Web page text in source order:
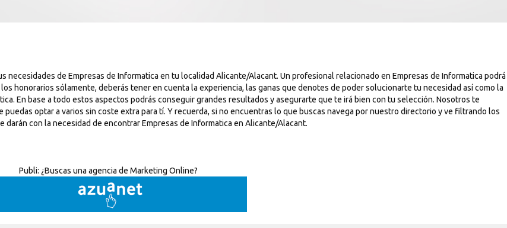
de Empresas de Informatica en tu localidad Alicante/Alacant. Un profesional relacionado en Empresas de Informatica podrá
honorarios sólamente, deberás tener en cuenta la experiencia, las ganas que denotes de poder solucionarte tu necesidad así como la
En base a todo estos aspectos podrás conseguir grandes resultados y asegurarte que te irá bien con tu selección. Nosotros te
optar a varios sin coste extra para tí. Y recuerda, si no encuentras lo que buscas navega por nuestro directorio y ve filtrando los
con la necesidad de encontrar Empresas de Informatica en Alicante/Alacant.
Publi: ¿Buscas una agencia de Marketing Online?